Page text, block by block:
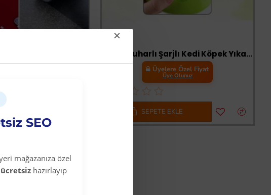
SEO
mağazanıza özel
hazırlayıp
Köpek Rulosu
-7 %
Brush Buharlı Şarjlı Kedi Köpek Yıkama Aparatı
Üyelere Özel Fiyat
Üye Olunuz
SEPETE EKLE